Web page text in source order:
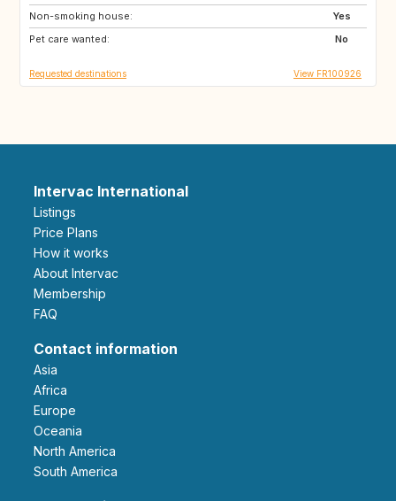
Non-smoking house:
Yes
Pet care wanted:
No
CA
US
Requested destinations View FR100926
Intervac International
Listings
Price Plans
How it works
About Intervac
Membership
FAQ
Contact information
Asia
Africa
Europe
Oceania
North America
South America